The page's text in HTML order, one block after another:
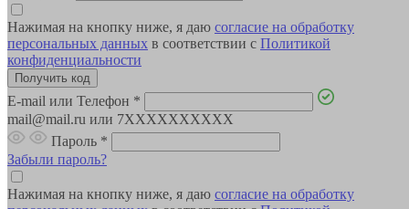
Нажимая на кнопку ниже, я даю согласие на обработку
персональных данных в соответствии с Политикой
конфиденциальности
E-mail или Телефон *
mail@mail.ru или 7XXXXXXXXXX
Пароль *
Забыли пароль?
Нажимая на кнопку ниже, я даю согласие на обработку